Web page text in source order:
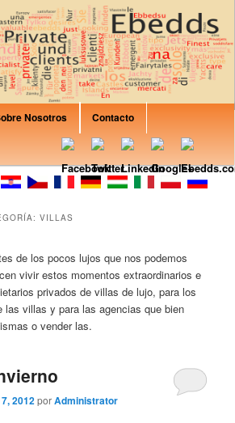
Ebedds
rent? Apartment? House? B&B or Villa? Canary
France, Balearic Islands? In EbeddsRent you
would fit your expectations.
Nosotros Contacto
VILLAS
de los pocos lujos que nos podemos
vivir estos momentos extraordinarios e
privados de villas de lujo, para los
las villas y para las agencias que bien
o vender las.
2012porAdministrator